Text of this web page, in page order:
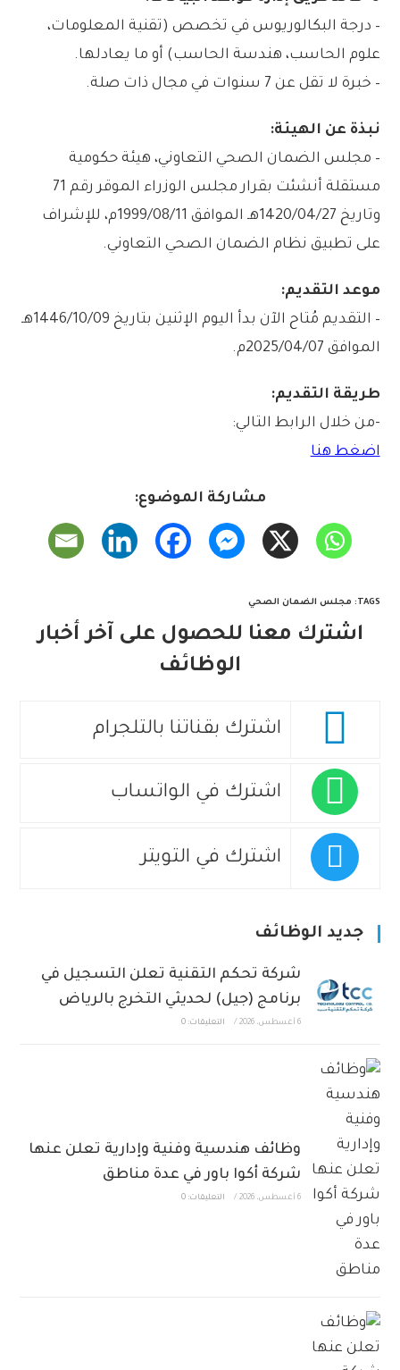
– درجة البكالوريوس في تخصص (تقنية المعلومات،
علوم الحاسب، هندسة الحاسب) أو ما يعادلها.
– خبرة لا تقل عن 7 سنوات في مجال ذات صلة.
نبذة عن الهيئة:
– مجلس الضمان الصحي التعاوني، هيئة حكومية
مستقلة أنشئت بقرار مجلس الوزراء الموقر رقم 71
وتاريخ 1420/04/27هـ الموافق 1999/08/11م، للإشراف
على تطبيق نظام الضمان الصحي التعاوني.
موعد التقديم:
– التقديم مُتاح الآن بدأ اليوم الإثنين بتاريخ 1446/10/09هـ
الموافق 2025/04/07م.
طريقة التقديم:
-من خلال الرابط التالي:
اضغط هنا
مشاركة الموضوع:
TAGS
: مجلس الضمان الصحي
اشترك معنا للحصول على آخر أخبار
الوظائف
اشترك بقناتنا بالتلجرام
اشترك في الواتساب
اشترك في التويتر
جديد الوظائف
شركة تحكم التقنية تعلن التسجيل في
برنامج (جيل) لحديثي التخرج بالرياض
6 أغسطس، 2026 / التعليقات: 0
وظائف هندسية وفنية وإدارية تعلن عنها
شركة أكوا باور في عدة مناطق
6 أغسطس، 2026 / التعليقات: 0